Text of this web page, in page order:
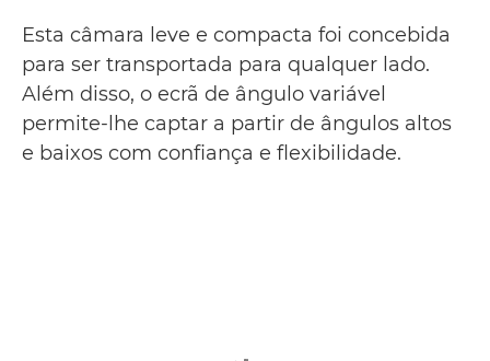
Esta câmara leve e compacta foi concebida
para ser transportada para qualquer lado.
Além disso, o ecrã de ângulo variável
permite-lhe captar a partir de ângulos altos
e baixos com confiança e flexibilidade.